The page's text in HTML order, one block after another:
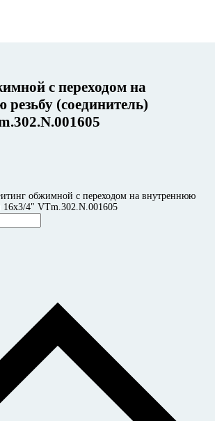
с переходом на
(соединитель)
обжимной с переходом на внутреннюю
16x3/4" VTm.302.N.001605